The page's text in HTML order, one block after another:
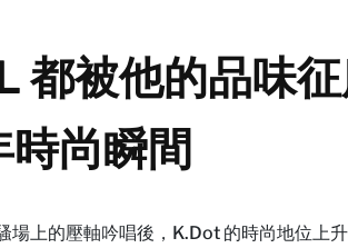
都被他的品味
尚瞬間
場上的壓軸吟唱後，K.Dot 的時尚地位上